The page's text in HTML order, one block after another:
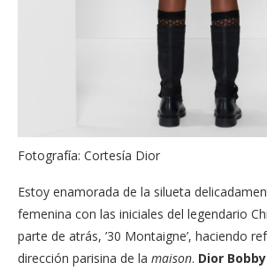
Fotografía: Cortesía Dior
Estoy enamorada de la silueta
femenina con las iniciales del legendario
parte de atrás, ’30 Montaigne’, haciendo
dirección parisina de la maison. Dior Bobby